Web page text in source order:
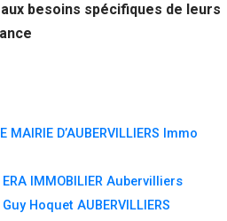
besoins spécifiques de leurs
MAIRIE D’AUBERVILLIERS Immo
IMMOBILIER Aubervilliers
Hoquet AUBERVILLIERS